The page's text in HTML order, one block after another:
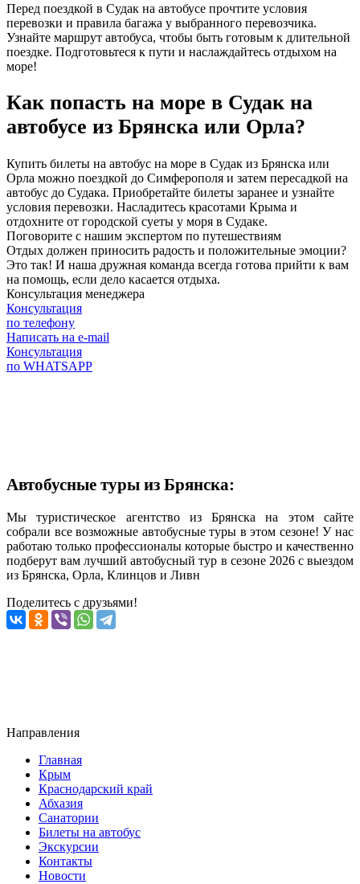
Перед поездкой в Судак на автобусе прочтите условия
перевозки и правила багажа у выбранного перевозчика.
Узнайте маршрут автобуса, чтобы быть готовым к длительной
поездке. Подготовьтеся к пути и наслаждайтесь отдыхом на
море!
Как попасть на море в Судак на
автобусе из Брянска или Орла?
Купить билеты на автобус на море в Судак из Брянска или
Орла можно поездкой до Симферополя и затем пересадкой на
автобус до Судака. Приобретайте билеты заранее и узнайте
условия перевозки. Насладитесь красотами Крыма и
отдохните от городской суеты у моря в Судаке.
Поговорите с нашим экспертом по путешествиям
Отдых должен приносить радость и положительные эмоции?
Это так! И наша дружная команда всегда готова прийти к вам
на помощь, если дело касается отдыха.
Консультация менеджера
Консультация
по телефону
Написать на e-mail
Консультация
по WHATSAPP
Автобусные туры из Брянска:
Мы туристическое агентство из Брянска на этом сайте
собрали все возможные автобусные туры в этом сезоне! У нас
работаю только профессионалы которые быстро и качественно
подберут вам лучший автобусный тур в сезоне 2026 с выездом
из Брянска, Орла, Клинцов и Ливн
Поделитесь с друзьями!
Направления
Главная
Крым
Краснодарский край
Абхазия
Санатории
Билеты на автобус
Экскурсии
Контакты
Новости